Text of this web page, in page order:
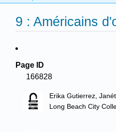
9 : Américains
Page ID
166828
Erika Gutierrez,
Long Beach City